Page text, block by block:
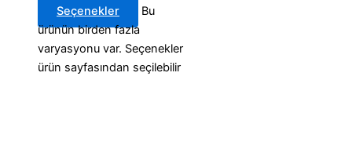
Seçenekler
Bu
ürünün birden fazla
varyasyonu var. Seçenekler
ürün sayfasından seçilebilir